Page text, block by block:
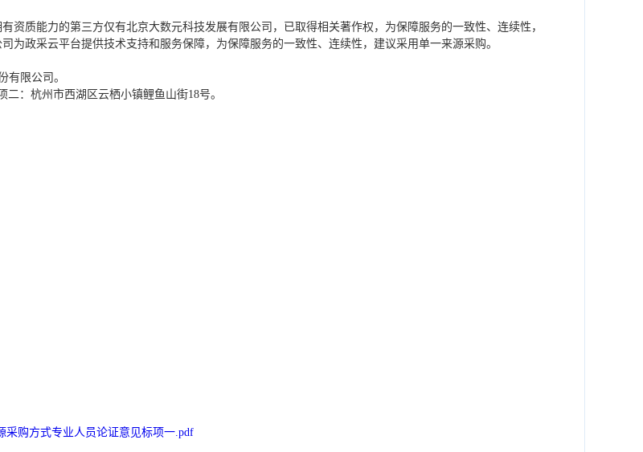
资质能力的第三方仅有北京大数元科技发展有限公司，已取得相关著作权，为保障服务的一致性、连续性，
为政采云平台提供技术支持和服务保障，为保障服务的一致性、连续性，建议采用单一来源采购。
有限公司。
二：杭州市西湖区云栖小镇鲤鱼山街18号。
采购方式专业人员论证意见标项一.pdf